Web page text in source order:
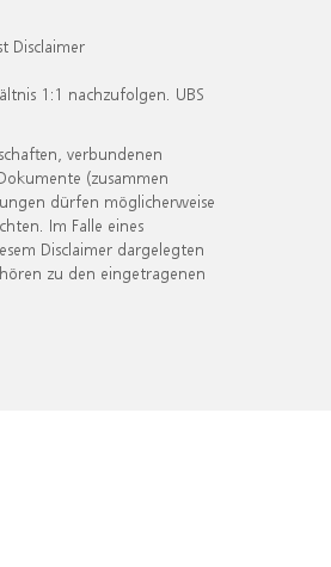
Disclaimer
1:1 nachzufolgen. UBS
verbundenen
(zusammen
dürfen möglicherweise
Im Falle eines
Disclaimer dargelegten
zu den eingetragenen